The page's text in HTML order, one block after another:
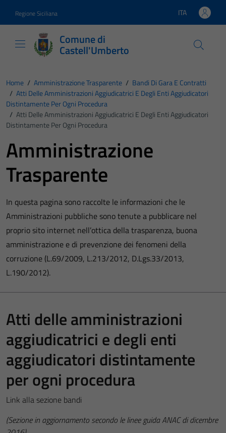
Regione Siciliana Lingua attiva:
ITA
Comune di
Castell'Umberto
Home / Amministrazione Trasparente / Bandi Di Gara E Contratti
/ Atti Delle Amministrazioni Aggiudicatrici E Degli Enti Aggiudicatori
Distintamente Per Ogni Procedura
/ Atti Delle Amministrazioni Aggiudicatrici E Degli Enti Aggiudicatori
Distintamente Per Ogni Procedura
Amministrazione
Trasparente
In questa pagina sono raccolte le informazioni che le
Amministrazioni pubbliche sono tenute a pubblicare nel
proprio sito internet nell’ottica della trasparenza, buona
amministrazione e di prevenzione dei fenomeni della
corruzione (L.69/2009, L.213/2012, D.Lgs.33/2013,
L.190/2012).
Atti delle amministrazioni
aggiudicatrici e degli enti
aggiudicatori distintamente
per ogni procedura
Link alla sezione bandi
(Sezione in aggiornamento secondo le linee guida ANAC di dicembre